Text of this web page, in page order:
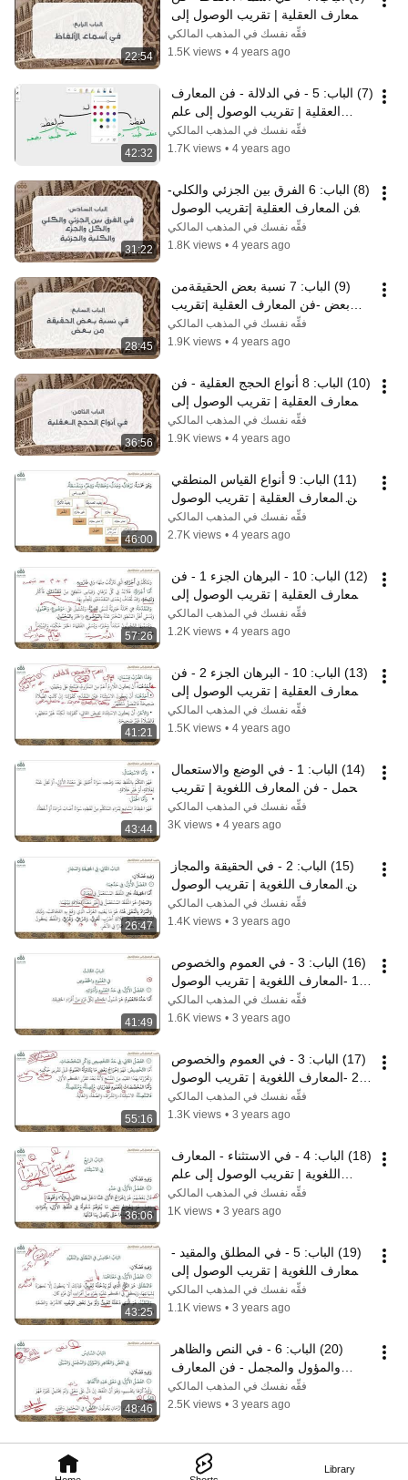
Library
22:54
علم الأصول | نايف آل مبارك
فقِّه نفسك في المذهب المالكي
1.5K views • 4 years ago
42:32
الأصول | نايف آل الشيخ مبارك
فقِّه نفسك في المذهب المالكي
1.7K views • 4 years ago
31:22
(8) الباب: 6 الفرق بين الجزئي والكلي-
إلى علم الأصول | نايف آل مبارك
فقِّه نفسك في المذهب المالكي
1.8K views • 4 years ago
28:45
الوصول إلى علم الأصول | نايف آل
مبارك
فقِّه نفسك في المذهب المالكي
1.9K views • 4 years ago
36:56
علم الأصول | نايف آل مبارك
فقِّه نفسك في المذهب المالكي
1.9K views • 4 years ago
46:00
إلى علم الأصول | نايف آل مبارك
فقِّه نفسك في المذهب المالكي
2.7K views • 4 years ago
57:26
علم الأصول | نايف آل مبارك
فقِّه نفسك في المذهب المالكي
1.2K views • 4 years ago
41:21
علم الأصول | نايف آل مبارك
فقِّه نفسك في المذهب المالكي
1.5K views • 4 years ago
43:44
الوصول إلى علم الأصول
فقِّه نفسك في المذهب المالكي
3K views • 4 years ago
26:47
إلى علم الأصول | نايف آل مبارك
فقِّه نفسك في المذهب المالكي
1.4K views • 3 years ago
41:49
إلى علم الأصول | نايف آل مبارك
فقِّه نفسك في المذهب المالكي
1.6K views • 3 years ago
55:16
إلى علم الأصول | نايف آل مبارك
فقِّه نفسك في المذهب المالكي
1.3K views • 3 years ago
36:06
الأصول | نايف آل الشيخ مبارك
فقِّه نفسك في المذهب المالكي
1K views • 3 years ago
43:25
علم الأصول | نايف آل مبارك
فقِّه نفسك في المذهب المالكي
1.1K views • 3 years ago
48:46
اللغوية | تقريب الوصول إلى علم
الأصول
فقِّه نفسك في المذهب المالكي
2.5K views • 3 years ago